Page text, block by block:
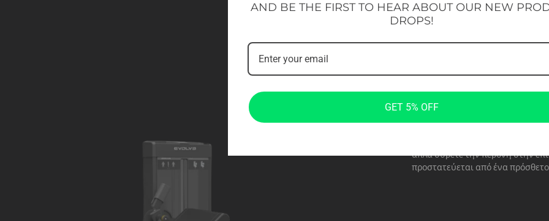
ΑΣΦΆΛΕΙΑ
Αβίαστες προσαρμογές
Η ασφάλεια είναι υψίστης
απλά σύρετε την περόνη στην
προστατεύεται από ένα
AND BE THE FIRST TO HEAR ABOUT OUR NEW
DROPS!
GET 5% OFF